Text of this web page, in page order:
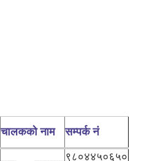
चालकको नाम सम्पर्क नं
९८०४४५०६५०